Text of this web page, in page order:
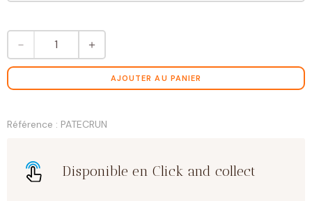
quantité
de
Pâte
à
tartiner
－ ＋
AJOUTER AU PANIER
Référence : PATECRUN
Disponible en Click and collect